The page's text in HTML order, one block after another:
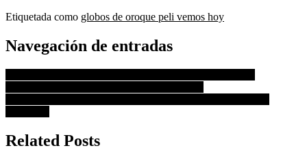
Etiquetada como globos de oroque peli vemos hoy
Navegación de entradas
Related Posts